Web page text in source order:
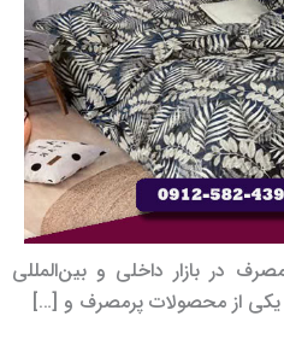
در بازار داخلی و بین‌المللی
یکی از محصولات پرمصرف و […]